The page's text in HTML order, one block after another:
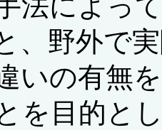
法によっ
、野外で
いの有無
を目的と